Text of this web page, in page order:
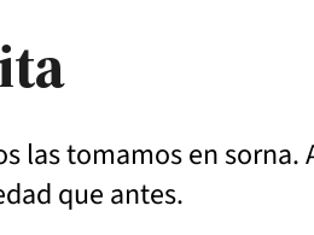
las tomamos en
que antes.